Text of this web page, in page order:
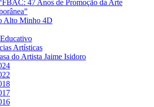
47 Anos de Promoção da Arte
Alto Minho 4D
Artísticas
do Artista Jaime Isidoro